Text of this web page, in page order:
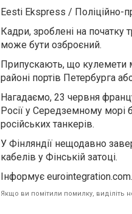
Eesti Ekspress / Поліційно-
Кадри, зроблені на
може бути озброєний.
Припускають, що кулемети
районі портів Петербурга
Нагадаємо, 23 червня
Росії у Середземному морі
російських танкерів.
У Фінляндії нещодавно
кабелів у Фінській затоці.
Інформує
Якщо ви помітили помилку, виділіть